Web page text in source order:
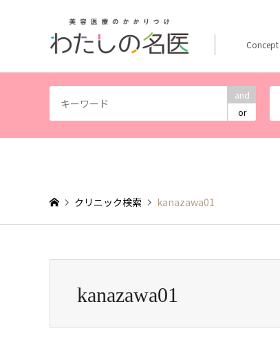
and
or
Concept
クリニック検索 kanazawa01
kanazawa01